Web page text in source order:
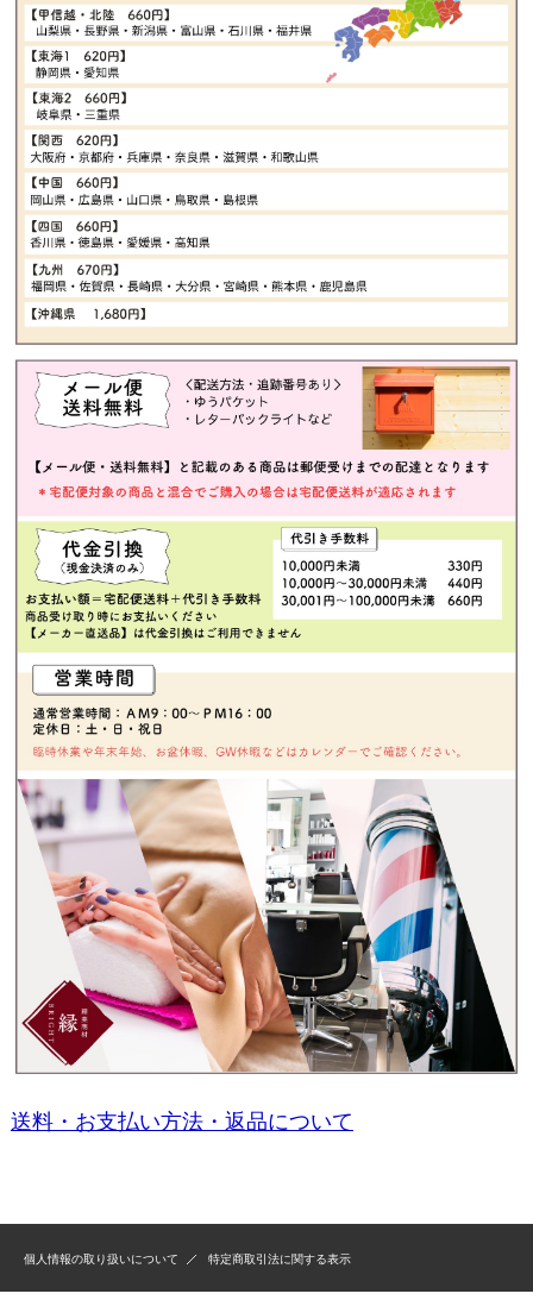
送料・お支払い方法・返品について
個人情報の取り扱いについて 特定商取引法に関する表示